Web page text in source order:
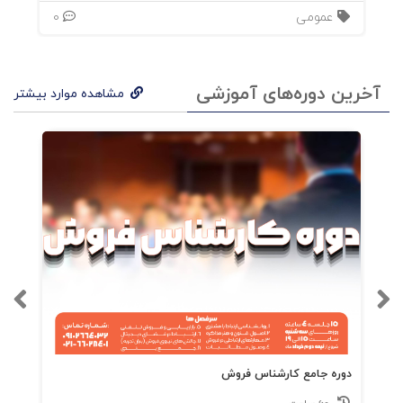
معیوب آن‌ها را شکل می‌دهد و رفتارشان را توجیه
قصه‌پرداز: “نگو، نشان بده” از دید علم! کشف
می‌کنید که چرا مغز ما به “تغییر” واکنش نشان
می‌دهد، چطور از “کنجکاوی” تغذیه می‌کند و چگونه
با “مدل‌سازی عصبی” و “استعاره”، جهانی زنده و
ملموس در ذهن ما می‌آفریند. اینجاست که
می‌فهمید چرا “نگو، نشان بده” یک قاعده طلایی در
اخلاقی: ریشه‌های تکاملی داستان! درمی‌یابید که
چگونه احساسات اجتماعی بدوی ما – میل به پیوند،
سودای جاه و مقام، و خشم اخلاقی – در تاروپود
عمومی
آخرین دوره‌های آموزشی مشاهده موارد بیشتر
دوره جامع کارشناس فروش